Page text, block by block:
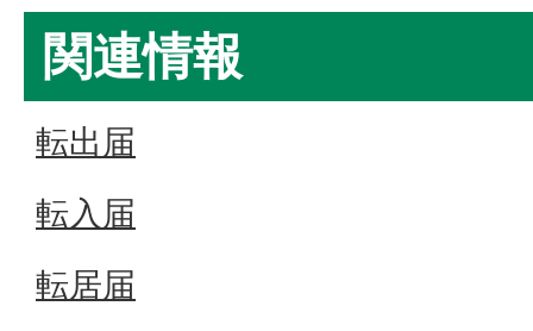
関連情報
転出届
転入届
転居届